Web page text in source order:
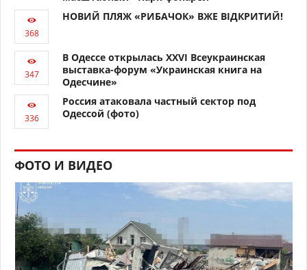
НОВИЙ ПЛЯЖ «РИБАЧОК» ВЖЕ ВІДКРИТИЙ!
В Одессе открылась XXVI Всеукраинская
выставка-форум «Украинская книга на
Одесчине»
Россия атаковала частный сектор под
Одессой (фото)
ФОТО И ВИДЕО